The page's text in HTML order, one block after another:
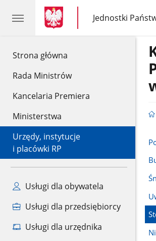
Strona główna
Rada Ministrów
Kancelaria Premiera
Ministerstwa
Urzędy, instytucje
i placówki RP
Usługi dla obywatela
Usługi dla przedsiębiorcy
Usługi dla urzędnika
gov.pl
gov.pl
Jednostki
gov.pl
Jednostki
Państwowej